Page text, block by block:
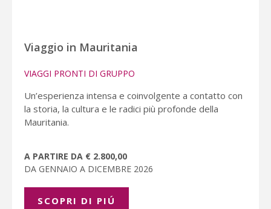
Viaggio in Mauritania
VIAGGI PRONTI DI GRUPPO
Un’esperienza intensa e coinvolgente a contatto con
la storia, la cultura e le radici più profonde della
Mauritania.
A PARTIRE DA € 2.800,00
DA GENNAIO A DICEMBRE 2026
SCOPRI DI PIÚ